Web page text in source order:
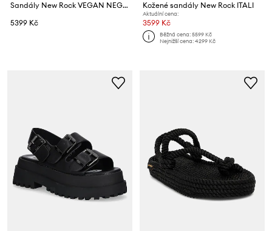
Sandály New Rock VEGAN NEGRO GRUESO, TOWER CASCO NEGRO LAT
5399 Kč
Kožené sandály New Rock ITALI
Aktuální cena:
3599 Kč
Běžná cena:5599 Kč
Nejnižší cena:4299 Kč